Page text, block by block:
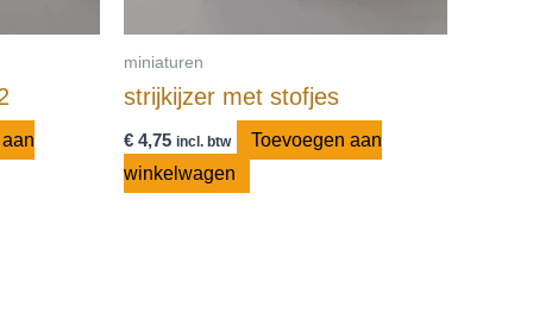
miniaturen
strijkijzer met stofjes
€4,75 incl. btw
Toevoegen aan
winkelwagen